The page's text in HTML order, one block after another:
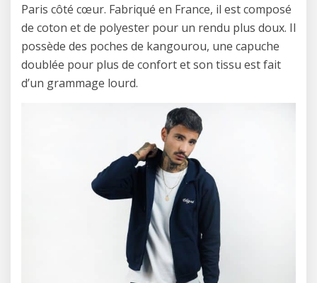
Paris côté cœur. Fabriqué en France, il est composé
de coton et de polyester pour un rendu plus doux. Il
possède des poches de kangourou, une capuche
doublée pour plus de confort et son tissu est fait
d’un grammage lourd.